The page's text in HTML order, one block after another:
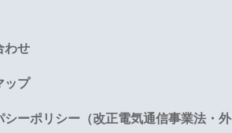
わせ
ップ
シーポリシー（改正電気通信事業法・外